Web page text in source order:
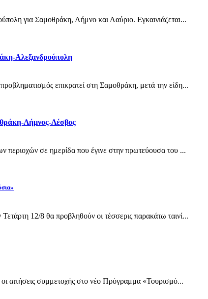
για Σαμοθράκη, Λήμνο και Λαύριο. Εγκαινιάζεται...
Αλεξανδρούπολη
επικρατεί στη Σαμοθράκη, μετά την είδη...
Λήμνος-Λέσβος
περιοχών σε ημερίδα που έγινε στην πρωτεύουσα του ...
12/8 θα προβληθούν οι τέσσερις παρακάτω ταινί...
αιτήσεις συμμετοχής στο νέο Πρόγραμμα «Τουρισμό...